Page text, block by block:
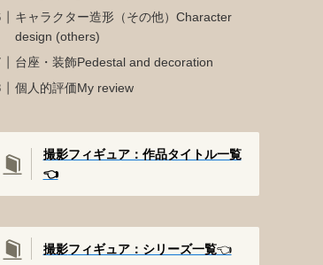
キャラクター造形（その他）Character
design (others)
台座・装飾Pedestal and decoration
個人的評価My review
撮影フィギュア：作品タイトル一覧
👈️
撮影フィギュア：シリーズ一覧👈️